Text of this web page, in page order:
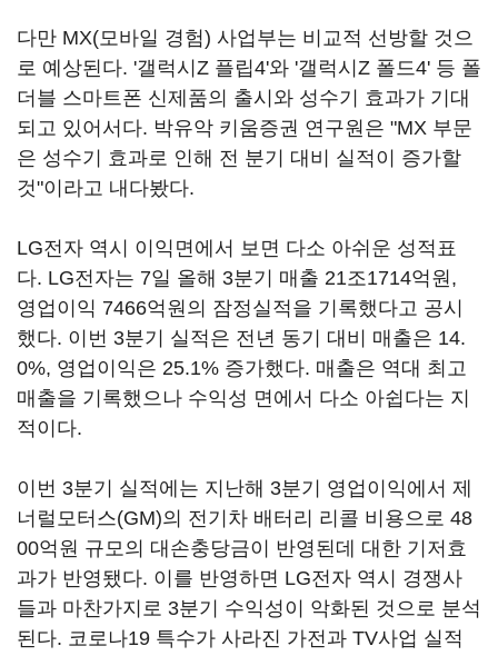
다만 MX(모바일 경험) 사업부는 비교적 선방할 것으
로 예상된다. '갤럭시Z 플립4'와 '갤럭시Z 폴드4' 등 폴
더블 스마트폰 신제품의 출시와 성수기 효과가 기대
되고 있어서다. 박유악 키움증권 연구원은 "MX 부문
은 성수기 효과로 인해 전 분기 대비 실적이 증가할
것"이라고 내다봤다.
LG전자 역시 이익면에서 보면 다소 아쉬운 성적표
다. LG전자는 7일 올해 3분기 매출 21조1714억원,
영업이익 7466억원의 잠정실적을 기록했다고 공시
했다. 이번 3분기 실적은 전년 동기 대비 매출은 14.
0%, 영업이익은 25.1% 증가했다. 매출은 역대 최고
매출을 기록했으나 수익성 면에서 다소 아쉽다는 지
적이다.
이번 3분기 실적에는 지난해 3분기 영업이익에서 제
너럴모터스(GM)의 전기차 배터리 리콜 비용으로 48
00억원 규모의 대손충당금이 반영된데 대한 기저효
과가 반영됐다. 이를 반영하면 LG전자 역시 경쟁사
들과 마찬가지로 3분기 수익성이 악화된 것으로 분석
된다. 코로나19 특수가 사라진 가전과 TV사업 실적